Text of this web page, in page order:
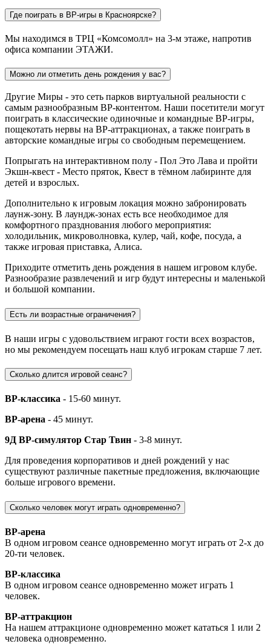
Где поиграть в ВР-игры в Красноярске?
Мы находимся в ТРЦ «Комсомолл» на 3-м этаже, напротив
офиса компании ЭТАЖИ.
Можно ли отметить день рождения у вас?
Другие Миры - это сеть парков виртуальной реальности с
самым разнообразным ВР-контентом. Наши посетители могут
поиграть в классические одиночные и командные ВР-игры,
пощекотать нервы на ВР-аттракционах, а также поиграть в
авторские командные игры со свободным перемещением.
Попрыгать на интерактивном полу - Пол Это Лава и пройти
Экшн-квест - Место пряток, Квест в тёмном лабиринте для
детей и взрослых.
Дополнительно к игровым локация можно забронировать
лаунж-зону. В лаундж-зонах есть все необходимое для
комфортного празднования любого мероприятия:
холодильник, микроволновка, кулер, чай, кофе, посуда, а
также игровая приставка, Алиса.
Приходите отметить день рождения в нашем игровом клубе.
Разнообразие развлечений и игр будут интересны и маленькой
и большой компании.
Есть ли возрастные ограничения?
В наши игры с удовольствием играют гости всех возрастов,
но мы рекомендуем посещать наш клуб игрокам старше 7 лет.
Сколько длится игровой сеанс?
ВР-классика - 15-60 минут.
ВР-арена - 45 минут.
9Д ВР-симулятор Стар Твин - 3-8 минут.
Для проведения корпоративов и дней рождений у нас
существуют различные пакетные предложения, включающие
больше игрового времени.
Сколько человек могут играть одновременно?
ВР-арена
В одном игровом сеансе одновременно могут играть от 2-х до
20-ти человек.
ВР-классика
В одном игровом сеансе одновременно может играть 1
человек.
ВР-аттракцион
На нашем аттракционе одновременно может кататься 1 или 2
человека одновременно.